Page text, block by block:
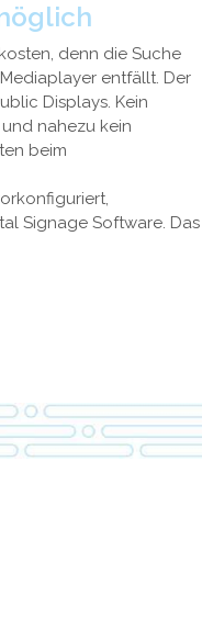
denn die Suche
entfällt. Der
Displays. Kein
nahezu kein
beim
Signage Software. Das